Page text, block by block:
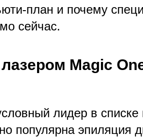
план и почему
сейчас.
Magic
лидер в списке
популярна эпиляция